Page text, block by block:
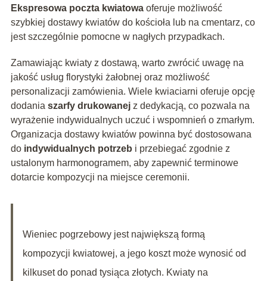
Ekspresowa poczta kwiatowaoferuje możliwość
szybkiej dostawy kwiatów do kościoła lub na cmentarz, co
jest szczególnie pomocne w nagłych przypadkach.
Zamawiając kwiaty z dostawą, warto zwrócić uwagę na
jakość usług florystyki żałobnej oraz możliwość
personalizacji zamówienia. Wiele kwiaciarni oferuje opcję
dodania szarfy drukowanejz dedykacją, co pozwala na
wyrażenie indywidualnych uczuć i wspomnień o zmarłym.
Organizacja dostawy kwiatów powinna być dostosowana
do indywidualnych potrzeb i przebiegać zgodnie z
ustalonym harmonogramem, aby zapewnić terminowe
dotarcie kompozycji na miejsce ceremonii.
Wieniec pogrzebowy jest największą formą
kompozycji kwiatowej, a jego koszt może wynosić od
kilkuset do ponad tysiąca złotych. Kwiaty na